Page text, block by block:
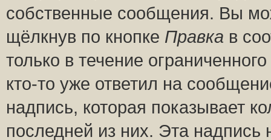
собственные сообщения. Вы
щёлкнув по кнопке Правка в
только в течение
кто-то уже ответил на
надпись, которая показывает
последней из них. Эта